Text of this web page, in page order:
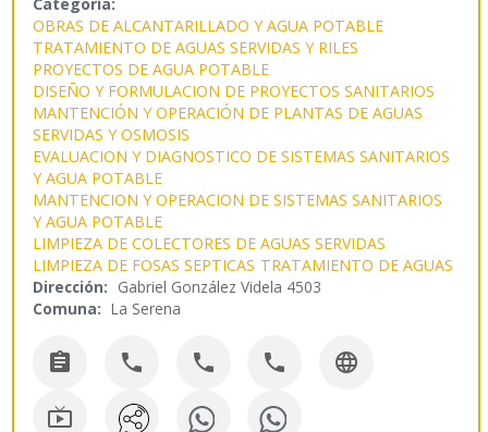
OBRAS DE ALCANTARILLADO Y AGUA POTABLE
TRATAMIENTO DE AGUAS SERVIDAS Y RILES
PROYECTOS DE AGUA POTABLE
DISEÑO Y FORMULACION DE PROYECTOS SANITARIOS
MANTENCIÓN Y OPERACIÓN DE PLANTAS DE AGUAS
SERVIDAS Y OSMOSIS
EVALUACION Y DIAGNOSTICO DE SISTEMAS SANITARIOS
Y AGUA POTABLE
MANTENCION Y OPERACION DE SISTEMAS SANITARIOS
Y AGUA POTABLE
LIMPIEZA DE COLECTORES DE AGUAS SERVIDAS
LIMPIEZA DE FOSAS SEPTICAS TRATAMIENTO DE AGUAS
Dirección: Gabriel González Videla 4503
Comuna: La Serena
    
